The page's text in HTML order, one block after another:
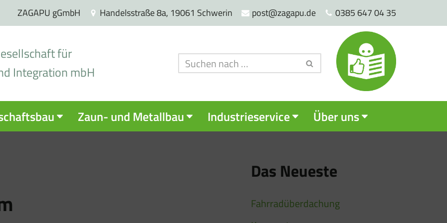
ZAGAPU gGmbH Handelsstraße 8a, 19061 Schwerin post@zagapu.de 0385 647 04 35
für
Integration mbH
Zaun- und Metallbau Industrieservice Über uns
Das Neueste
Fahrradüberdachung